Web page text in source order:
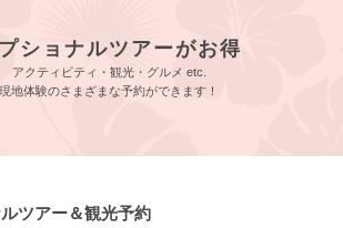
ショナルツアーがお得
アクティビティ・観光・グルメ etc.
現地体験のさまざまな予約ができます！
ツアー＆観光予約